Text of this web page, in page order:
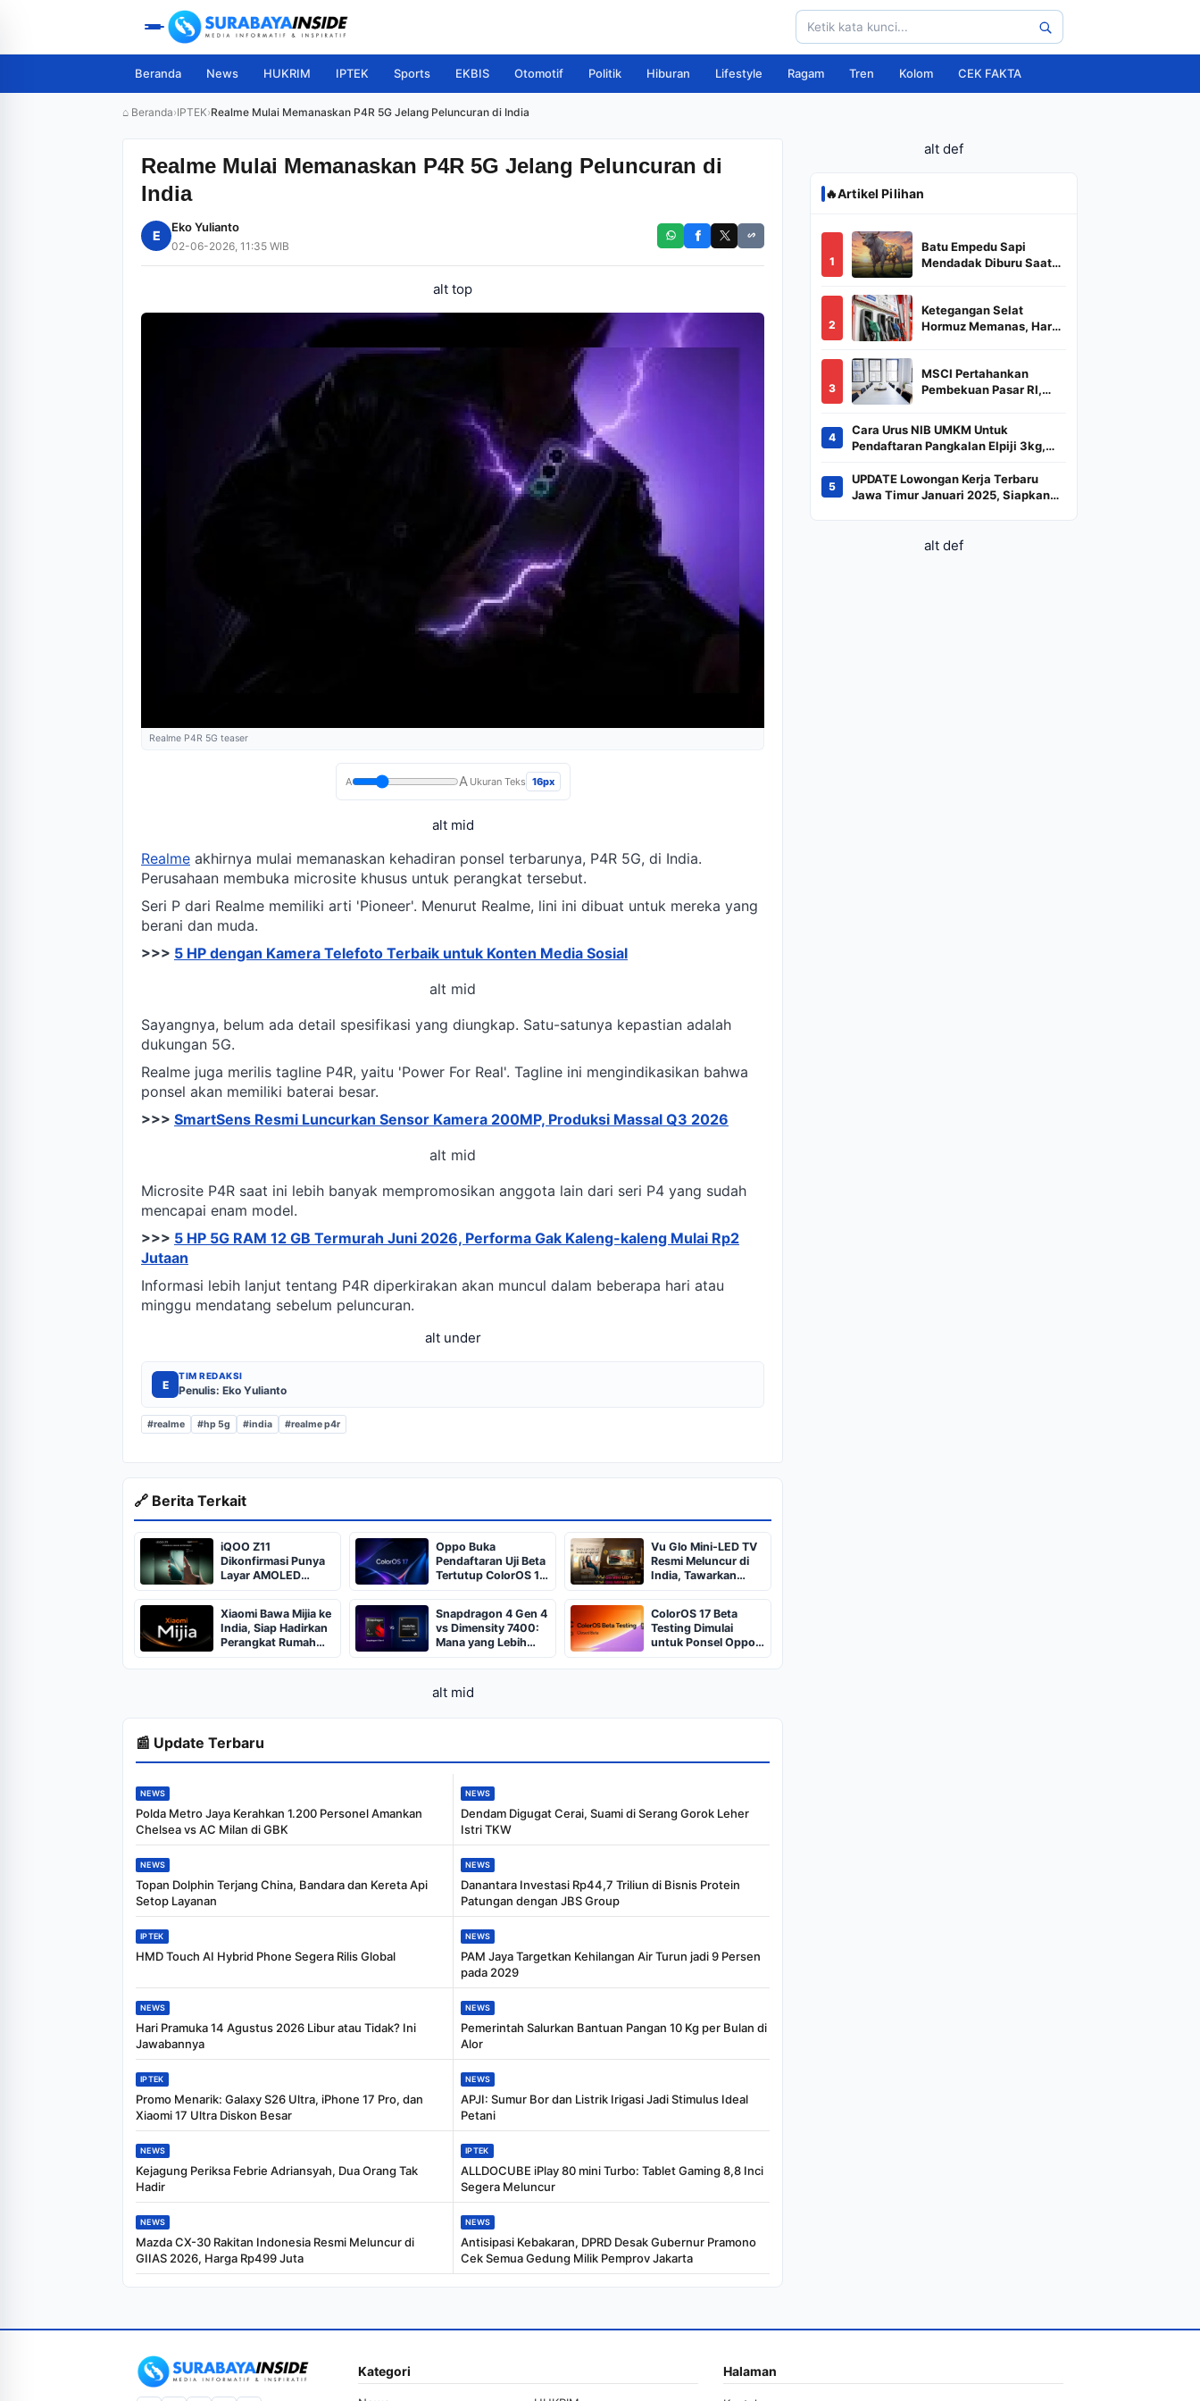
Beranda News HUKRIM IPTEK Sports EKBIS Otomotif Politik Hiburan Lifestyle Ragam Tren Kolom CEK FAKTA
⌂ Beranda›IPTEK›Realme Mulai Memanaskan P4R 5G Jelang Peluncuran di India
Realme Mulai Memanaskan P4R 5G Jelang Peluncuran di
India
E
Eko Yulianto
02-06-2026, 11:35 WIB
alt top
Realme P4R 5G teaser
A A Ukuran Teks 16px
alt mid
Realme akhirnya mulai memanaskan kehadiran ponsel terbarunya, P4R 5G, di India.
Perusahaan membuka microsite khusus untuk perangkat tersebut.
Seri P dari Realme memiliki arti 'Pioneer'. Menurut Realme, lini ini dibuat untuk mereka yang
berani dan muda.
>>> 5 HP dengan Kamera Telefoto Terbaik untuk Konten Media Sosial
alt mid
Sayangnya, belum ada detail spesifikasi yang diungkap. Satu-satunya kepastian adalah
dukungan 5G.
Realme juga merilis tagline P4R, yaitu 'Power For Real'. Tagline ini mengindikasikan bahwa
ponsel akan memiliki baterai besar.
>>> SmartSens Resmi Luncurkan Sensor Kamera 200MP, Produksi Massal Q3 2026
alt mid
Microsite P4R saat ini lebih banyak mempromosikan anggota lain dari seri P4 yang sudah
mencapai enam model.
>>> 5 HP 5G RAM 12 GB Termurah Juni 2026, Performa Gak Kaleng-kaleng Mulai Rp2
Jutaan
Informasi lebih lanjut tentang P4R diperkirakan akan muncul dalam beberapa hari atau
minggu mendatang sebelum peluncuran.
alt under
E
TIM REDAKSI
Penulis: Eko Yulianto
#realme #hp 5g #india #realme p4r
🔗 Berita Terkait
iQOO Z11
Dikonfirmasi Punya
Layar AMOLED
Melengkung 6,83
Inci
Oppo Buka
Pendaftaran Uji Beta
Tertutup ColorOS 17,
Ini Daftar
Perangkatnya
Vu Glo Mini-LED TV
Resmi Meluncur di
India, Tawarkan
Layar Premium
dengan Harga
Terjangkau
Xiaomi Bawa Mijia ke
India, Siap Hadirkan
Perangkat Rumah
Pintar
Snapdragon 4 Gen 4
vs Dimensity 7400:
Mana yang Lebih
Unggul untuk HP
5G?
ColorOS 17 Beta
Testing Dimulai
untuk Ponsel Oppo,
OnePlus, dan Realme
yang Memenuhi
alt mid
📰 Update Terbaru
NEWS
Polda Metro Jaya Kerahkan 1.200 Personel Amankan
Chelsea vs AC Milan di GBK
NEWS
Dendam Digugat Cerai, Suami di Serang Gorok Leher
Istri TKW
NEWS
Topan Dolphin Terjang China, Bandara dan Kereta Api
Setop Layanan
NEWS
Danantara Investasi Rp44,7 Triliun di Bisnis Protein
Patungan dengan JBS Group
IPTEK
HMD Touch AI Hybrid Phone Segera Rilis Global
NEWS
PAM Jaya Targetkan Kehilangan Air Turun jadi 9 Persen
pada 2029
NEWS
Hari Pramuka 14 Agustus 2026 Libur atau Tidak? Ini
Jawabannya
NEWS
Pemerintah Salurkan Bantuan Pangan 10 Kg per Bulan di
Alor
IPTEK
Promo Menarik: Galaxy S26 Ultra, iPhone 17 Pro, dan
Xiaomi 17 Ultra Diskon Besar
NEWS
APJI: Sumur Bor dan Listrik Irigasi Jadi Stimulus Ideal
Petani
NEWS
Kejagung Periksa Febrie Adriansyah, Dua Orang Tak
Hadir
IPTEK
ALLDOCUBE iPlay 80 mini Turbo: Tablet Gaming 8,8 Inci
Segera Meluncur
NEWS
Mazda CX-30 Rakitan Indonesia Resmi Meluncur di
GIIAS 2026, Harga Rp499 Juta
NEWS
Antisipasi Kebakaran, DPRD Desak Gubernur Pramono
Cek Semua Gedung Milik Pemprov Jakarta
alt def
🔥Artikel Pilihan
1
Batu Empedu Sapi
Mendadak Diburu Saat
Puluhan Juta
2
Ketegangan Selat
Hormuz Memanas, Harga
3
MSCI Pertahankan
Pembekuan Pasar RI,
Indeks
4
Cara Urus NIB UMKM Untuk
Pendaftaran Pangkalan Elpiji 3kg,
Kilogram
5
UPDATE Lowongan Kerja Terbaru
Jawa Timur Januari 2025, Siapkan
alt def
Kategori Halaman